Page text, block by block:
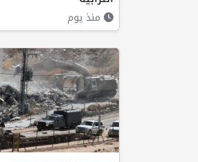
منذ يوم